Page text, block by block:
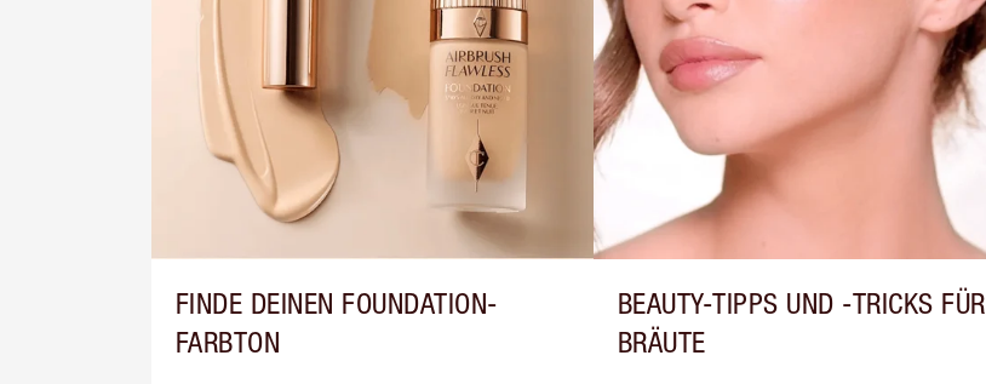
FINDE DEINEN FOUNDATION-
FARBTON
BEAUTY-TIPPS UND -TRICKS FÜR
BRÄUTE